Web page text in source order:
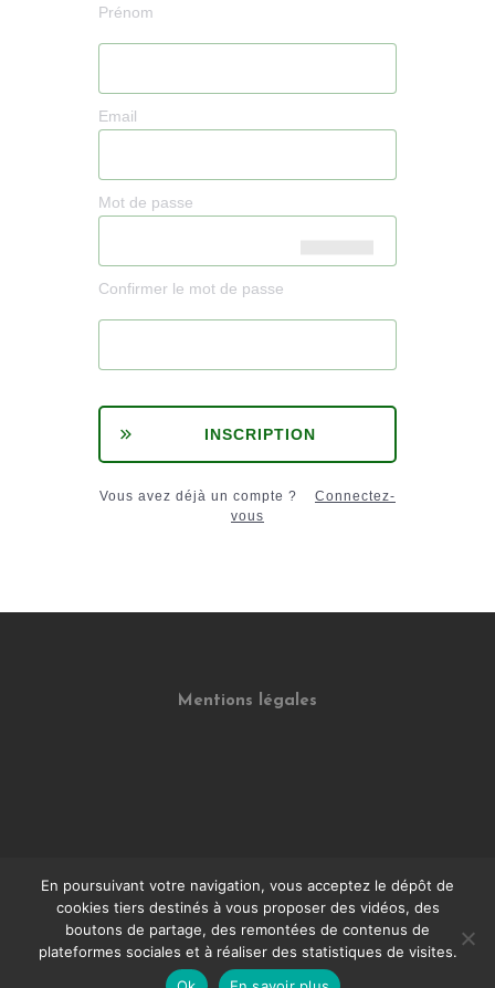
Prénom
Email
Mot de passe
Confirmer le mot de passe
INSCRIPTION
Vous avez déjà un compte ? Connectez-
vous
Mentions légales
CGV
En poursuivant votre navigation, vous acceptez le dépôt de
cookies tiers destinés à vous proposer des vidéos, des
boutons de partage, des remontées de contenus de
plateformes sociales et à réaliser des statistiques de visites.